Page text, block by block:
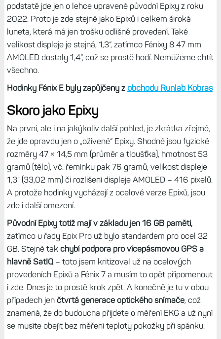
podstatě jde jen o lehce upravené původní Epixy z roku
2022. Proto je zde stejně jako Epixů i celkem široká
luneta, která má jen trošku odlišné provedení. Také
velikost displeje je stejná, 1,3“, zatímco Fénixy 8 47 mm
AMOLED dostaly 1,4“, což se prostě hodí. Nemůžeme chtít
všechno.
Hodinky Fénix E byly zapůjčeny z obchodu Runlab Kobras
Skoro jako Epixy
Na první, ale i na jakýkoliv další pohled, je zkrátka zřejmé,
že jde opravdu jen o „oživené“ Epixy. Shodné jsou fyzické
rozměry 47 × 14,5 mm (průměr a tloušťka), hmotnost 53
gramů (tělo), vč. řemínku pak 76 gramů, velikost displeje
1,3" (33,02 mm) či rozlišení displeje AMOLED – 416 pixelů.
A protože hodinky vycházejí z ocelové verze Epixů, jsou
zde i další omezení.
Původní Epixy totiž mají v základu jen 16 GB paměti,
zatímco u řady Epix Pro už bylo standardem pro ocel 32
GB. Stejně tak chybí podpora pro vícepásmovou GPS a
hlavně SatIQ– toto jsem kritizoval už na ocelových
provedeních Epixů a Fénix 7 a musím to opět připomenout
i zde. Dnes je to prostě krok zpět. A konečně je tu v obou
případech jen čtvrtá generace optického snímače, což
znamená, že do budoucna přijdete o měření EKG a už nyní
se musíte obejít bez měření teploty pokožky při spánku.